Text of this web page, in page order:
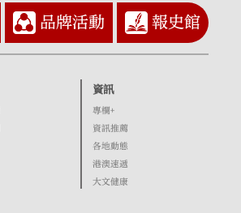
品牌活動 報史館
資訊
專欄+
資訊推薦
各地動態
港澳速遞
大文健康